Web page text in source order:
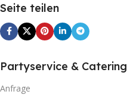
Seite teilen
Partyservice & Catering
Anfrage